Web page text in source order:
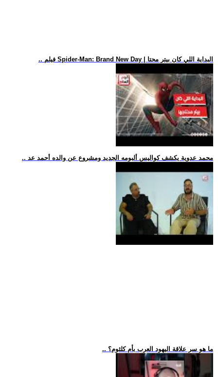
.. فيلم Spider-Man: Brand New Day | البداية اللي كان بيتر محتا
.. محمد عدوية يكشف كواليس ألبومه الجديد ومشروع عن والده أحمد عد
.. ما هو سر علاقة اليهود العرب بأم كلثوم؟